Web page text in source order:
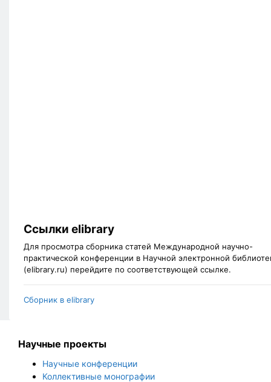
Ссылки elibrary
Для просмотра сборника статей Международной научно-
практической конференции в Научной электронной
(elibrary.ru) перейдите по соответствующей ссылке.
Сборник в elibrary
Научные проекты
Научные конференции
Коллективные монографии